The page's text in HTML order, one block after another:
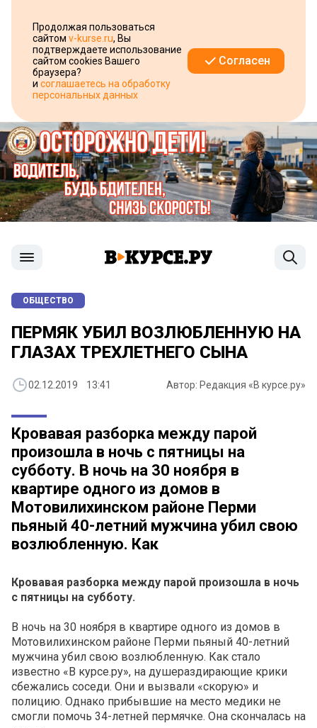
Продолжая пользоваться
сайтом v-kurse.ru, Вы
подтверждаете использование
сайтом cookies Вашего
браузера?
и соглашаетесь на обработку
персональных данных
Согласен
ОБЩЕСТВО
ПЕРМЯК УБИЛ ВОЗЛЮБЛЕННУЮ НА
ГЛАЗАХ ТРЕХЛЕТНЕГО СЫНА
02.12.2019 13:41 Автор: Редакция «В курсе.ру»
Кровавая разборка между парой
произошла в ночь с пятницы на
субботу. В ночь на 30 ноября в
квартире одного из домов в
Мотовилихинском районе Перми
пьяный 40-летний мужчина убил свою
возлюбленную. Как
Кровавая разборка между парой произошла в ночь
с пятницы на субботу.
В ночь на 30 ноября в квартире одного из домов в
Мотовилихинском районе Перми пьяный 40-летний
мужчина убил свою возлюбленную. Как стало
известно «В курсе.ру», на душераздирающие крики
сбежались соседи. Они и вызвали «скорую» и
полицию. Однако прибывшие на место медики не
смогли помочь 34-летней пермячке. Она скончалась на